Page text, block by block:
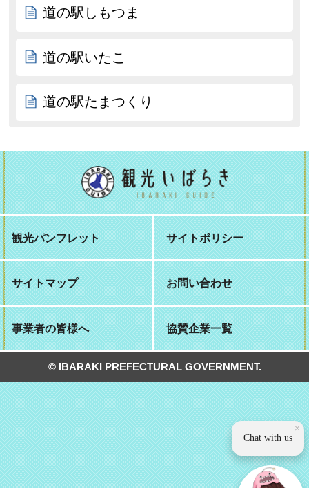
道の駅しもつま
道の駅いたこ
道の駅たまつくり
観光パンフレット サイトポリシー
サイトマップ お問い合わせ
事業者の皆様へ 協賛企業一覧
© IBARAKI PREFECTURAL GOVERNMENT.
×
Chat with us